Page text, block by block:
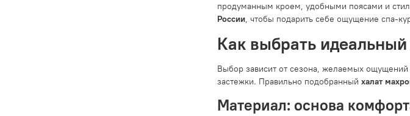
продуманным кроем, удобными поясами и
России, чтобы подарить себе ощущение спа-
Как выбрать
Выбор зависит от сезона, желаемых
застежки. Правильно подобранный халат
Материал: основа